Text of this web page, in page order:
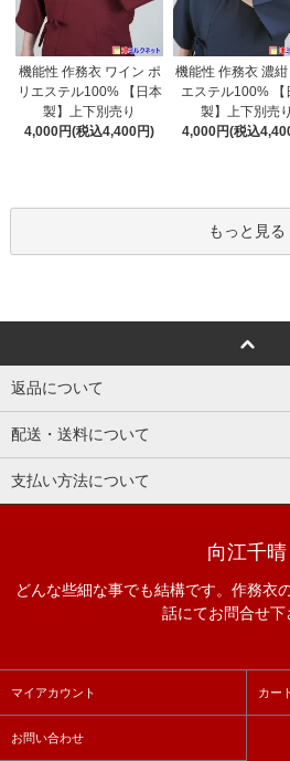
機能性 作務衣 ワイン ポ
リエステル100% 【日本
製】上下別売り
4,000円(税込4,400円)
機能性 作務衣 濃紺
エステル100% 【
製】上下別売り
4,000円(税込
もっと見る
返品について
配送・送料について
支払い方法について
向江千晴
どんな些細な事でも結構です。作務衣
話にてお問合せ下
マイアカウント カー
お問い合わせ